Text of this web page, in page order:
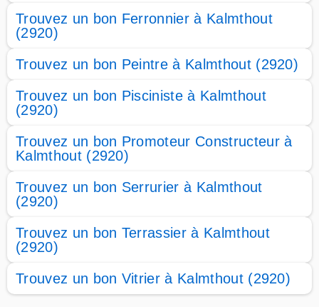
Trouvez un bon Ferronnier à Kalmthout
(2920)
Trouvez un bon Peintre à Kalmthout (2920)
Trouvez un bon Pisciniste à Kalmthout
(2920)
Trouvez un bon Promoteur Constructeur à
Kalmthout (2920)
Trouvez un bon Serrurier à Kalmthout
(2920)
Trouvez un bon Terrassier à Kalmthout
(2920)
Trouvez un bon Vitrier à Kalmthout (2920)